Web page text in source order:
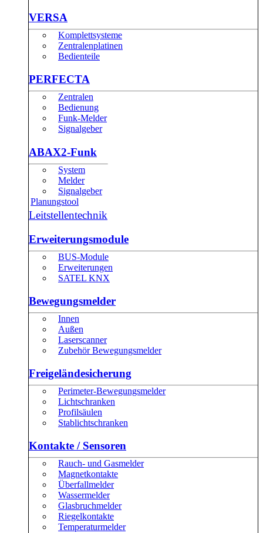
VERSA
Komplettsysteme
Zentralenplatinen
Bedienteile
PERFECTA
Zentralen
Bedienung
Funk-Melder
Signalgeber
ABAX2-Funk
System
Melder
Signalgeber
Planungstool
Leitstellentechnik
Erweiterungsmodule
BUS-Module
Erweiterungen
SATEL KNX
Bewegungsmelder
Innen
Außen
Laserscanner
Zubehör Bewegungsmelder
Freigeländesicherung
Perimeter-Bewegungsmelder
Lichtschranken
Profilsäulen
Stablichtschranken
Kontakte / Sensoren
Rauch- und Gasmelder
Magnetkontakte
Überfallmelder
Wassermelder
Glasbruchmelder
Riegelkontakte
Temperaturmelder